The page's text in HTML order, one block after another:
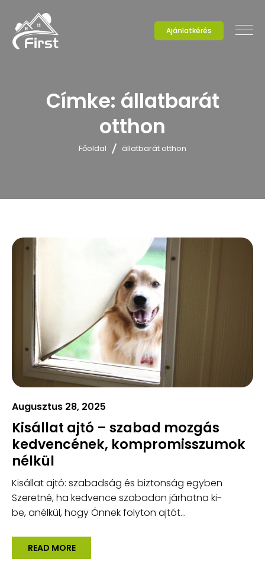
Ajánlatkérés
Címke: állatbarát
otthon
Főoldal állatbarát otthon
Augusztus 28, 2025
Kisállat ajtó – szabad mozgás
kedvencének, kompromisszumok
nélkül
Kisállat ajtó: szabadság és biztonság egyben
Szeretné, ha kedvence szabadon járhatna ki-
be, anélkül, hogy Önnek folyton ajtót...
READ MORE